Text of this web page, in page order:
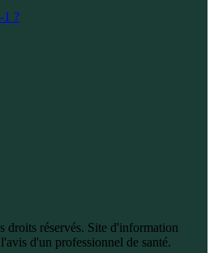
1 ?
réservés. Site d'information
d'un professionnel de santé.